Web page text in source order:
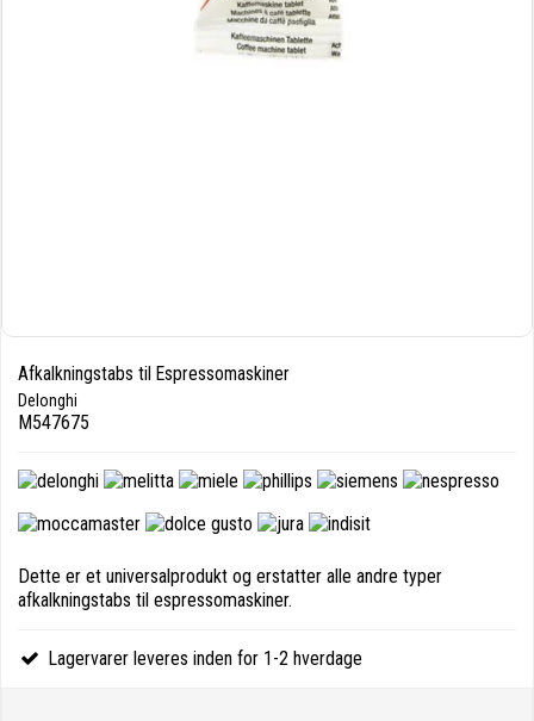
Afkalkningstabs til Espressomaskiner
Delonghi
M547675
Dette er et universalprodukt og erstatter alle andre typer
afkalkningstabs til espressomaskiner.
Lagervarer leveres inden for 1-2 hverdage